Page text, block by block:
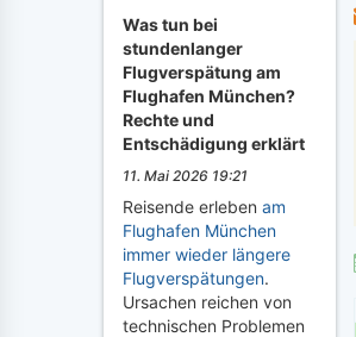
Was tun bei
stundenlanger
Flugverspätung am
Flughafen München?
Rechte und
Entschädigung erklärt
11. Mai 2026 19:21
Reisende erleben am
Flughafen München
immer wieder längere
Flugverspätungen.
Ursachen reichen von
technischen Problemen